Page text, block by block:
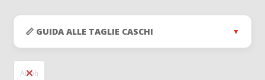
originale
era:
360,00 €.
📏 GUIDA ALLE TAGLIE CASCHI ▼
Airoh